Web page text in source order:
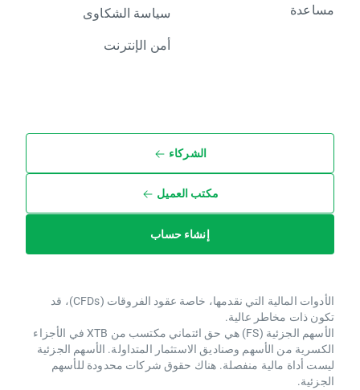
مساعدة
سياسة الشكاوى
أمن الإنترنت
الشركاء
مكتب العميل
إنشاء حساب
الأدوات المالية التي نقدمها، خاصة عقود الفروقات (CFDs)، قد
تكون ذات مخاطر عالية.
الأسهم الجزئية (FS) هي حق ائتماني مكتسب من XTB ​​في الأجزاء
الكسرية من الأسهم وصناديق الاستثمار المتداولة. الأسهم الجزئية
ليست أداة مالية منفصلة. هناك حقوق شركات محدودة للأسهم
الجزئية.